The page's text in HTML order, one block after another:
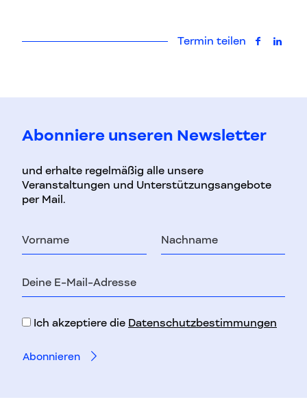
Termin teilen auf auf
Abonniere unseren Newsletter
und erhalte regelmäßig alle unsere
Veranstaltungen und Unterstützungsangebote
per Mail.
Nachname
Mail-
Ich akzeptiere die Datenschutzbestimmungen